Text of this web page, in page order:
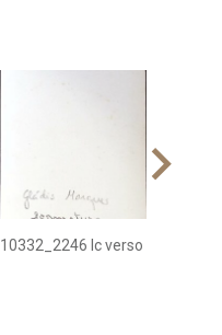
10332_2246 Ic verso